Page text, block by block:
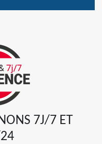
7J/7 ET